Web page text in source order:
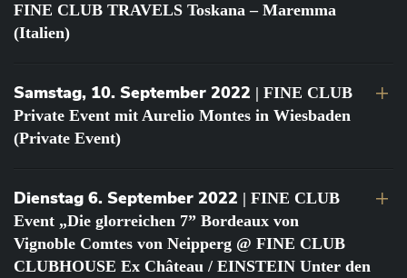
FINE CLUB TRAVELS Toskana – Maremma
(Italien)
Samstag, 10. September 2022 | FINE CLUB
Private Event mit Aurelio Montes in Wiesbaden
(Private Event)
Dienstag 6. September 2022 | FINE CLUB
Event „Die glorreichen 7” Bordeaux von
Vignoble Comtes von Neipperg @ FINE CLUB
CLUBHOUSE Ex Château / EINSTEIN Unter den